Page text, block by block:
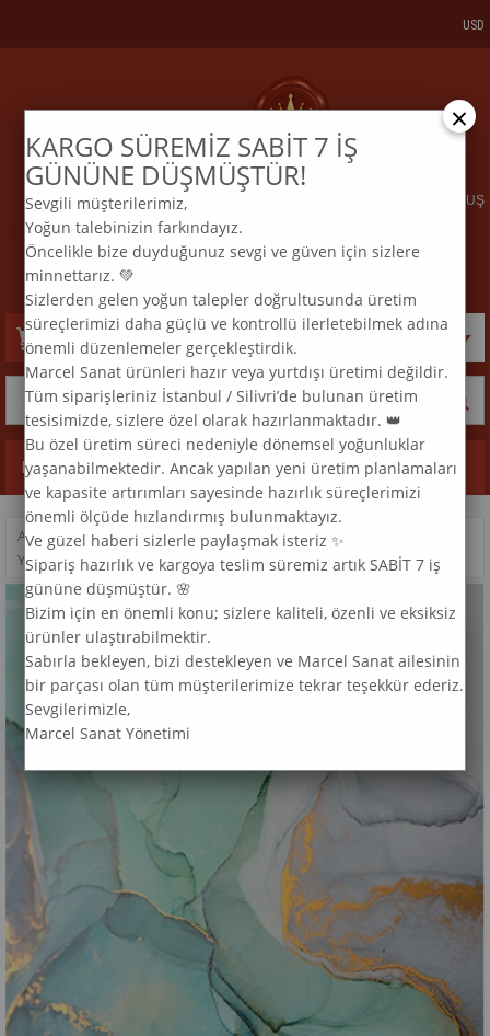
KARGO VE SİPARİŞTAKİP BİZE ULAŞIN
ELMAS MOZAİK TABLO & DIAMOND PAINTING TURKEY & KURULUŞ
2015
TEL:0 850 969 33 74 EMAİL:info@marcelsanat.com
USD
Kategoriler
ANASAYFA > DESEN >
YEŞIL TAŞ DESEN MARCEL SANAT ELMAS MOZAIK TABLO 43X61CM
×
KARGO SÜREMİZ SABİT 7 İŞ
GÜNÜNE DÜŞMÜŞTÜR!
Sevgili müşterilerimiz,
Yoğun talebinizin farkındayız.
Öncelikle bize duyduğunuz sevgi ve güven için sizlere
minnettarız. 💚
Sizlerden gelen yoğun talepler doğrultusunda üretim
süreçlerimizi daha güçlü ve kontrollü ilerletebilmek adına
önemli düzenlemeler gerçekleştirdik.
Marcel Sanat ürünleri hazır veya yurtdışı üretimi değildir.
Tüm siparişleriniz İstanbul / Silivri’de bulunan üretim
tesisimizde, sizlere özel olarak hazırlanmaktadır. 👑
Bu özel üretim süreci nedeniyle dönemsel yoğunluklar
yaşanabilmektedir. Ancak yapılan yeni üretim planlamaları
ve kapasite artırımları sayesinde hazırlık süreçlerimizi
önemli ölçüde hızlandırmış bulunmaktayız.
Ve güzel haberi sizlerle paylaşmak isteriz ✨
Sipariş hazırlık ve kargoya teslim süremiz artık SABİT 7 iş
gününe düşmüştür. 🌸
Bizim için en önemli konu; sizlere kaliteli, özenli ve eksiksiz
ürünler ulaştırabilmektir.
Sabırla bekleyen, bizi destekleyen ve Marcel Sanat ailesinin
bir parçası olan tüm müşterilerimize tekrar teşekkür ederiz.
Sevgilerimizle,
Marcel Sanat Yönetimi